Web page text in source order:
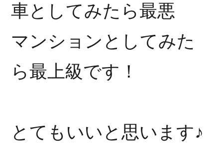
車としてみたら最悪
マンションとしてみた
ら最上級です！
とてもいいと思います♪